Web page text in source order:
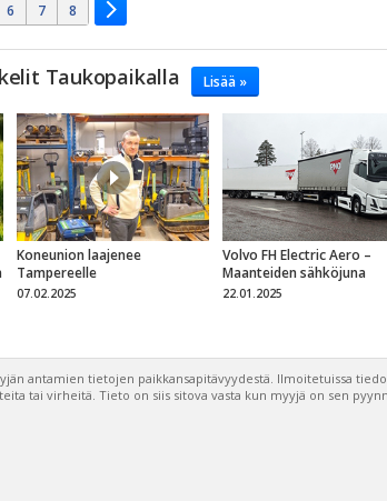
6 7 8
Taukopaikalla Lisää »
Koneunion laajenee
Tampereelle
07.02.2025
Volvo FH Electric Aero –
Maanteiden sähköjuna
22.01.2025
antamien tietojen paikkansapitävyydestä. Ilmoitetuissa
tai virheitä. Tieto on siis sitova vasta kun myyjä on sen